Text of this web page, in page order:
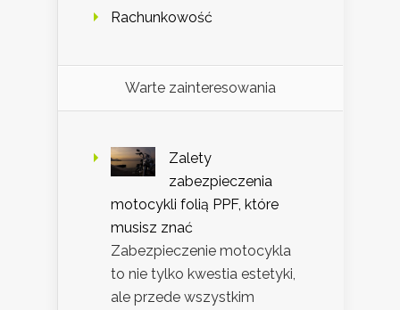
Rachunkowość
Warte zainteresowania
Zalety
zabezpieczenia
motocykli folią PPF, które
musisz znać
Zabezpieczenie motocykla
to nie tylko kwestia estetyki,
ale przede wszystkim